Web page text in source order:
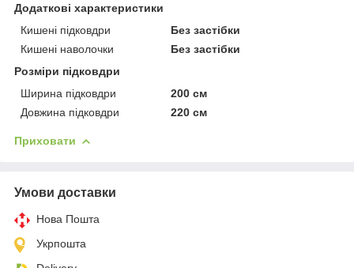
Додаткові характеристики
Кишені підковдри
Без застібки
Кишені наволочки
Без застібки
Розміри підковдри
Ширина підковдри
200 см
Довжина підковдри
220 см
Приховати
Умови доставки
Нова Пошта
Укрпошта